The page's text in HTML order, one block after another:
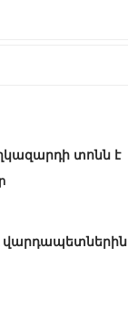
տոնն է
վարդապետներին